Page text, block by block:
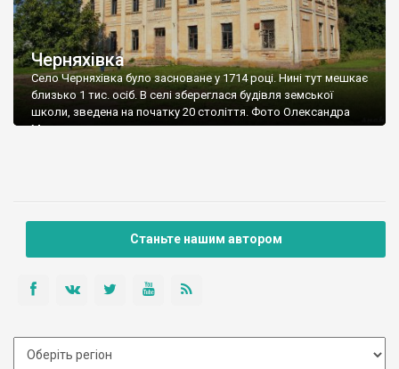
Черняхівка
Село Черняхівка було засноване у 1714 році. Нині тут мешкає
близько 1 тис. осіб. В селі збереглася будівля земської
школи, зведена на початку 20 століття. Фото Олександра
Мальона.
Станьте нашим автором